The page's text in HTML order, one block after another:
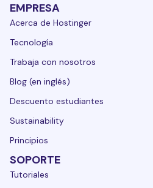
EMPRESA
Acerca de Hostinger
Tecnología
Trabaja con nosotros
Blog (en inglés)
Descuento estudiantes
Sustainability
Principios
SOPORTE
Tutoriales